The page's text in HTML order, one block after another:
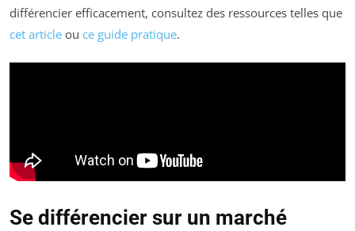
différencier efficacement, consultez des ressources telles que
cet article ou ce guide pratique.
Se différencier sur un marché